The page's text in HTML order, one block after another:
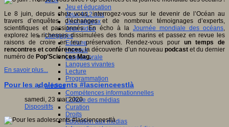
Jeu et éducation
Jeux 4/12 ans
Jeux sérieux
Jeux vidéo
Langages
Ecriture
Humour
Langue orale
Langues vivantes
Lecture
Programmation
Médias
Compétences informationnelles
Culture des médias
Curation
Droits
Education aux médias
Le 8 juin, depuis chez vous, interrogez-vous sur le devenir de l’Océan au
travers d’enquêtes, d’échanges et de nombreux témoignages d’experts,
scientifiques et passionnés. En écho à la Journée mondiale des océans,
explorez les richesses dissimulées des fonds marins et passez en revue les
raisons de croire en leur préservation. Rendez-vous pourun temps de
rencontres et conférences,la découverte d’un nouveau podcastet du dernier
numéro de Pop’Sciences Mag.
En savoir plus...
Pour les adolescents #lascienceestlà
samedi, 23 mai 2020
Dispositifs